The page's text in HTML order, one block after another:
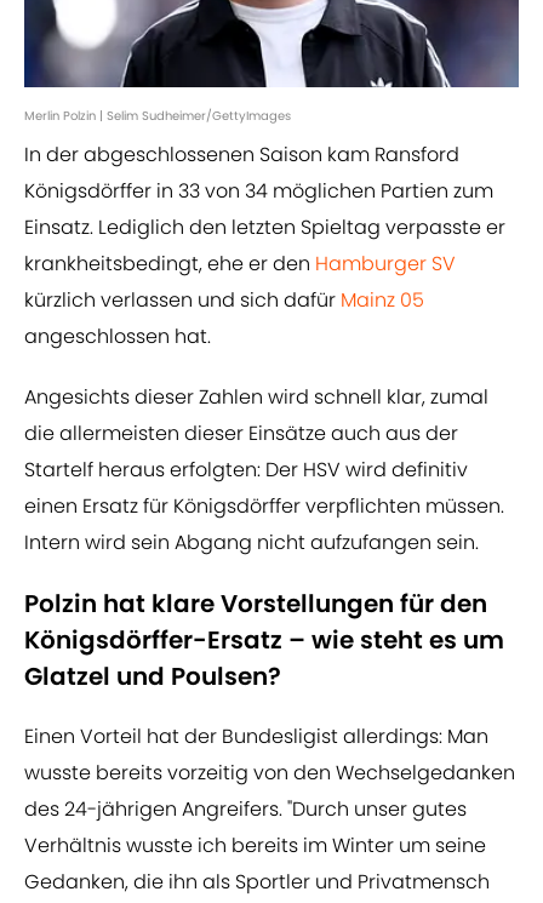
Merlin Polzin | Selim Sudheimer/GettyImages
In der abgeschlossenen Saison kam Ransford
Königsdörffer in 33 von 34 möglichen Partien zum
Einsatz. Lediglich den letzten Spieltag verpasste er
krankheitsbedingt, ehe er den Hamburger SV
kürzlich verlassen und sich dafür Mainz 05
angeschlossen hat.
Angesichts dieser Zahlen wird schnell klar, zumal
die allermeisten dieser Einsätze auch aus der
Startelf heraus erfolgten: Der HSV wird definitiv
einen Ersatz für Königsdörffer verpflichten müssen.
Intern wird sein Abgang nicht aufzufangen sein.
Polzin hat klare Vorstellungen für den
Königsdörffer-Ersatz – wie steht es um
Glatzel und Poulsen?
Einen Vorteil hat der Bundesligist allerdings: Man
wusste bereits vorzeitig von den Wechselgedanken
des 24-jährigen Angreifers. "Durch unser gutes
Verhältnis wusste ich bereits im Winter um seine
Gedanken, die ihn als Sportler und Privatmensch